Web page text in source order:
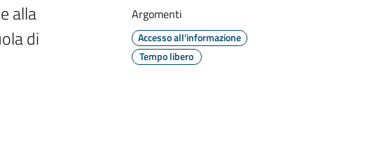
alla
di
Argomenti
Accesso all'informazione
Tempo libero